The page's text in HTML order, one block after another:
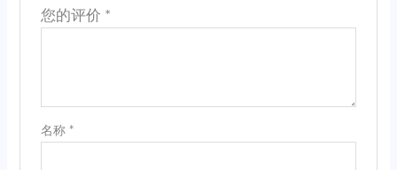
您的评价 *
名称 *